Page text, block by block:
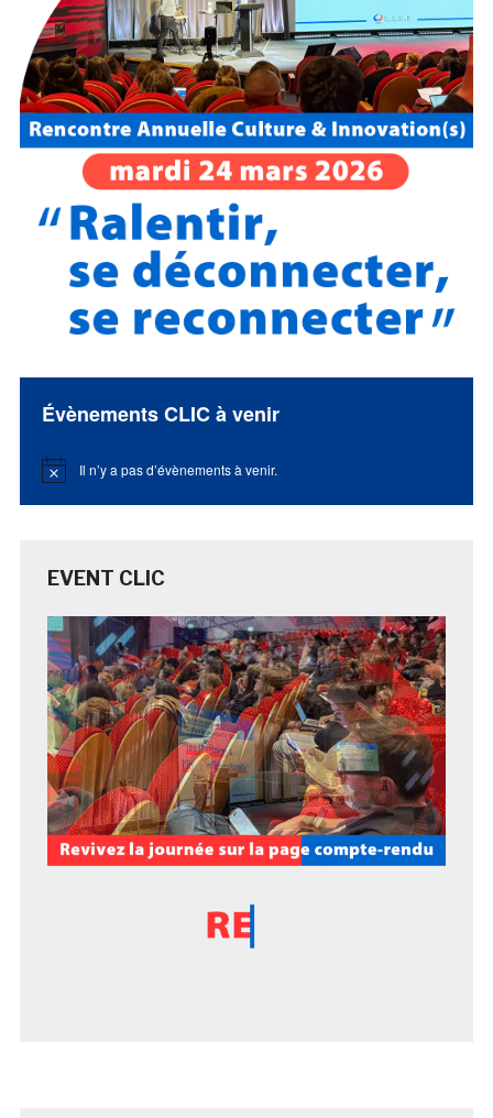
Évènements CLIC à venir
Notice Il n’y a pas d’évènements à venir.
EVENT CLIC